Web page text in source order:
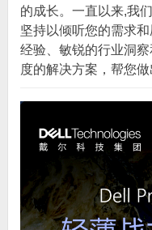
的成长。一直以来,我
坚持以倾听您的需求
经验、敏锐的行业洞
度的解决方案，帮您做